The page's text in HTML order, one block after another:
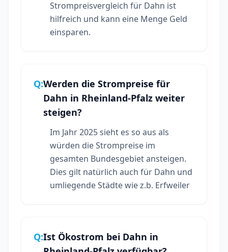
Strompreisvergleich für Dahn ist
hilfreich und kann eine Menge Geld
einsparen.
Q:Werden die Strompreise für
Dahn in Rheinland-Pfalz weiter
steigen?
Im Jahr 2025 sieht es so aus als
würden die Strompreise im
gesamten Bundesgebiet ansteigen.
Dies gilt natürlich auch für Dahn und
umliegende Städte wie z.b. Erfweiler
Q:Ist Ökostrom bei Dahn in